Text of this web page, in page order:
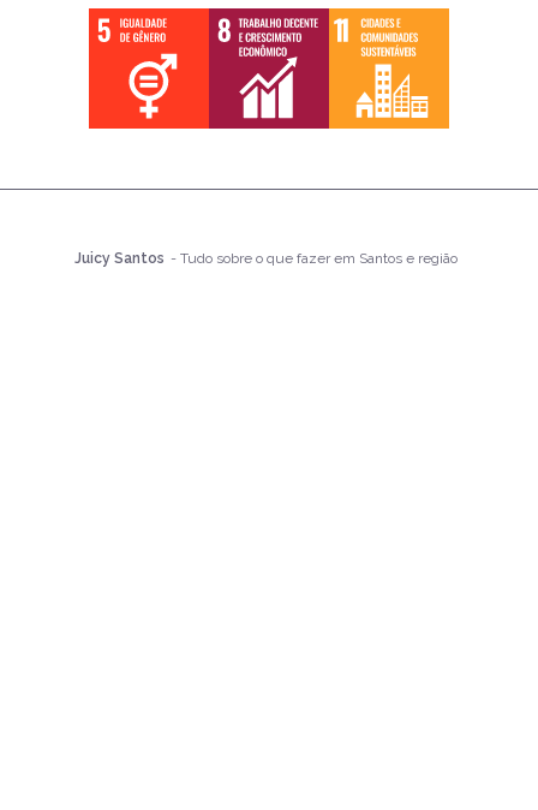
Juicy Santos - Tudo sobre o que fazer em Santos e região